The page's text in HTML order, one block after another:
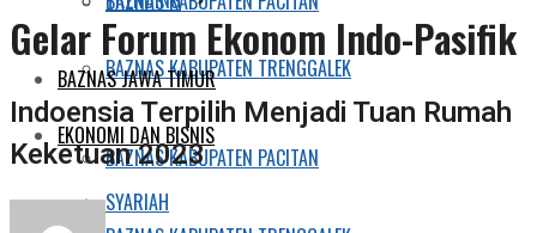
BAZNAS KABUPATEN TRENGGALEK
EKONOMI DAN BISNIS
SYARIAH
BAZNAS JAWA TIMUR
BAZNAS KABUPATEN PACITAN
Gelar Forum Ekonom Indo-Pasifik
Indoensia Terpilih Menjadi Tuan Rumah
Keketuan 2023